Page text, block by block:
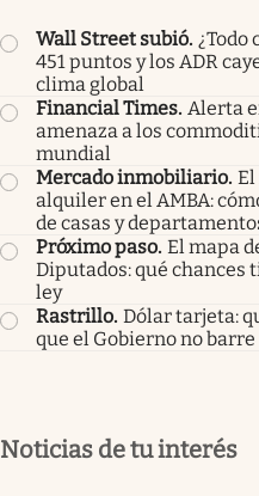
Wall Street subió. ¿Todo
451 puntos y los ADR
clima global
Financial Times. Alerta
amenaza a los
mundial
Mercado inmobiliario. El
alquiler en el AMBA:
de casas y
Próximo paso. El mapa
Diputados: qué chances
ley
Rastrillo. Dólar tarjeta:
que el Gobierno no barre
Noticias de tu interés